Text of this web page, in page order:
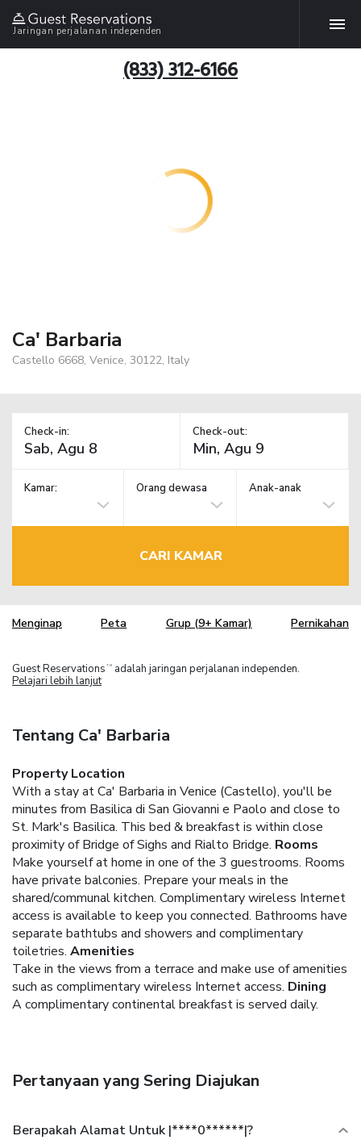
Jaringan perjalanan independen
(833) 312-6166
Ca' Barbaria
Castello 6668, Venice, 30122, Italy
Check-in: Check-out:
Kamar: Orang dewasa Anak-anak
CARI KAMAR
Menginap Peta Grup (9+ Kamar) Pernikahan
Guest Reservations TM
adalah jaringan perjalanan independen.
Pelajari lebih lanjut
Tentang Ca' Barbaria
Property Location
With a stay at Ca' Barbaria in Venice (Castello), you'll be
minutes from Basilica di San Giovanni e Paolo and close to
St. Mark's Basilica. This bed & breakfast is within close
proximity of Bridge of Sighs and Rialto Bridge. Rooms
Make yourself at home in one of the 3 guestrooms. Rooms
have private balconies. Prepare your meals in the
shared/communal kitchen. Complimentary wireless Internet
access is available to keep you connected. Bathrooms have
separate bathtubs and showers and complimentary
toiletries. Amenities
Take in the views from a terrace and make use of amenities
such as complimentary wireless Internet access. Dining
A complimentary continental breakfast is served daily.
Pertanyaan yang Sering Diajukan
Berapakah Alamat Untuk |****0******|?